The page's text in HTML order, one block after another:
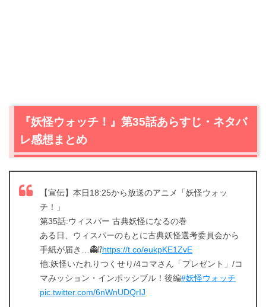
『妖怪ウォッチ！』第35話あらすじ・ネタバ
レ感想まとめ
【宣伝】本日18:25から放送のアニメ「妖怪ウォッ
チ！」
第35話:ウィスパー 古典妖怪になるの巻
ある日、ウィスパーのもとに古典妖怪選考委員会から
手紙が届き…👻⁉️https://t.co/eukpKE1ZvE
他:妖怪いたれりつくせり/4コマさん「プレゼント」/コ
マみッション・インポッシブル！後編#妖怪ウォッチ
pic.twitter.com/6nWnUDQrIJ